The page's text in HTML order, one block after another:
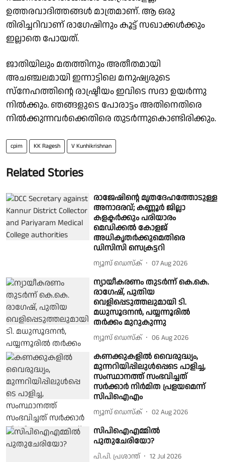
ഉത്തരവാദിത്തങ്ങള്‍ മാത്രമാണ്. ആ ഒരു
തിരിച്ചറിവാണ് രാഗേഷിനും കൂട്ട് സഖാക്കള്‍ക്കും
ഇല്ലാതെ പോയത്.
ജാതിയിലും മതത്തിനും അതീതമായി
അചഞ്ചലമായി ഇന്നാട്ടിലെ മനുഷ്യരുടെ
സ്‌നേഹത്തിന്റെ രാഷ്ട്രീയം ഇവിടെ സദാ ഉയര്‍ന്നു
നില്‍ക്കും. ഞങ്ങളുടെ പോരാട്ടം അതിനെതിരെ
നില്‍ക്കുന്നവര്‍ക്കെതിരെ തുടര്‍ന്നുകൊണ്ടിരിക്കും.
cpim KK Ragesh V Kunhikrishnan
Related Stories
രാജേഷിൻ്റെ മൃതദേഹത്തോടുള്ള
അനാദരവ്; കണ്ണൂർ ജില്ലാ
കളക്ടർക്കും പരിയാരം
മെഡിക്കൽ കോളജ്
അധികൃതർക്കുമെതിരെ
ഡിസിസി സെക്രട്ടറി
ന്യൂസ് ഡെസ്ക് 07 Aug 2026
ന്യായീകരണം തുടർന്ന് കെ.കെ.
രാഗേഷ്, പുതിയ
വെളിപ്പെടുത്തലുമായി ടി.
മധുസൂദനൻ, പയ്യന്നൂരിൽ
തർക്കം മുറുകുന്നു
ന്യൂസ് ഡെസ്ക് 06 Aug 2026
കണക്കുകളിൽ വൈരുദ്ധ്യം,
മുന്നറിയിപ്പിലുൾപ്പെടെ പാളിച്ച,
സംസ്ഥാനത്ത് സംഭവിച്ചത്
സർക്കാർ നിർമിത പ്രളയമെന്ന്
സിപിഐഎം
ന്യൂസ് ഡെസ്ക് 02 Aug 2026
സിപിഐഎമ്മില്‍
പുതുചേരിയോ?
പി.പി. പ്രശാന്ത് 12 Jul 2026